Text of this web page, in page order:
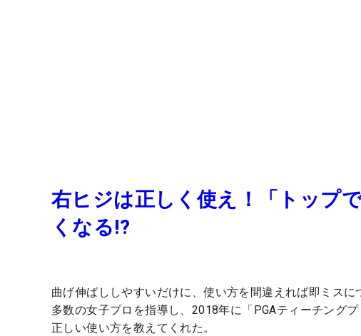
右ヒジは正しく使え！「トップ
くなる!?
曲げ伸ばししやすいだけに、使い方を間違えれば即ミス
多数の女子プロを指導し、2018年に「PGAティーチング
正しい使い方を教えてくれた。